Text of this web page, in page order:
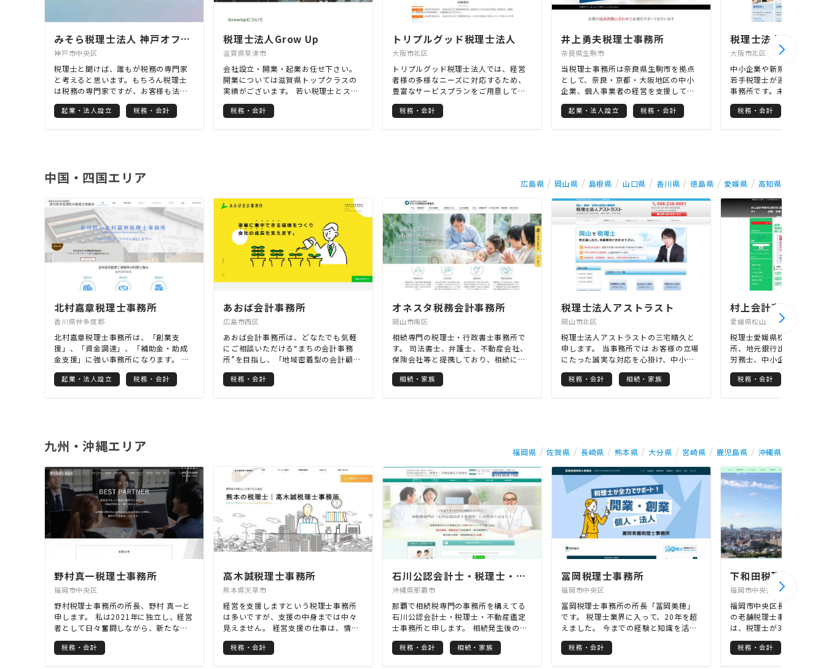
三つ目は、貴方の価値観にもとづく経
営の支援です！ 日本の就業者のうち、
約8割が被雇用者と言われています。そ
の中で少数派である経営者となる道を
選択したということは、何かしらの理
由があってのことだと思います。 むか
しからの夢を実現するためかもしれま
せんし、もっと収入を増やしたいとい
との時間を増やすためという理由もあ
るでしょう。 いずれにせよ、ご自身の
援します！ たまの会計では、初回の税
務相談を無料で受付しています。どん
な小さなお悩みにも真摯に対応しま
す。少し話をしてみたい程度でも構い
ません。ぜひお問い合わせください！
みそら税理士法人 神戸オフィス
神戸市中央区
税理士と聞けば、誰もが税務の専門家
と考えると思います。もちろん税理士
は税務の専門家ですが、お客様も法
人・資産家・医師など様々な属性の方
がいらっしゃいますので、各分野にお
な前職経験者がおりますので、様々な
法人の税務顧問の他、労務、資産税、
医療、FAS（ファイナンシャル・アドバ
イザリー・サービス）の専門部署をも
ち、幅広い分野で高度なサービスを提
供することができます。「みそら」は
各分野に専門スタッフを揃える総合的
な税理士法人（『兵庫県No.1の規模』
※2023年4月1日時点）としての強みを
活かし、お客様の幅広いご要望に応え
てまいります。
起業・法人設立 税務・会計
税理士法人Grow Up
滋賀県草津市
会社設立・開業・起業お任せ下さい。
開業については滋賀県トップクラスの
実績がございます。 若い税理士とスタ
ッフがご対応いたします！ 高品質・低
価格のサービスをご提供いたしており
税務・会計
トリプルグッド税理士法人
大阪市北区
トリプルグッド税理士法人では、経営
者様の多様なニーズに対応するため、
豊富なサービスプランをご用意してい
ます。事前にご納得いただくまでご相
談させていただいた上でサービス内
まな専門家と連携し、専門的な事案に
もワンストップでサポートすることが
可能です。
税務・会計
井上勇夫税理士事務所
奈良県生駒市
当税理士事務所は奈良県生駒市を拠点
として、奈良・京都・大阪地区の中小
企業、個人事業者の経営を支援してお
ります。当税理士事務所は、事業者の
永続的繁栄（お金を残しつつ儲かり続
所までご連絡ください。
起業・法人設立 税務・会計
大阪市北区
中小企業や新規設立企業
若手税理士が運営する新
事務所です。未来志向の
き、“月次決算”と“経営計
に数ヶ月先を見通したア
標とした“熱い”事務所で
阪で一番親身な事務所”に
的にお客様をサポートさ
す！
税務・会計
中国・四国エリア 広島県 岡山県 島根県 山口県 香川県 徳島県 愛媛県 高知県
北村嘉章税理士事務所
香川県仲多度郡
北村嘉章税理士事務所は、「創業支
援」、「資金調達」、「補助金・助成
金支援」に強い事務所になります。 ①
創業支援について 会社設立、日本政策
金融公庫の創業融資を行います。会社
れた金額の3%を頂いております。 ③補
補助金、ものづくり補助金の申請支援
させて頂いております。手数料につい
ては弊社までお問い合わせください。
初回面談は無料となってます。是非と
も一度お問い合わせください！
起業・法人設立 税務・会計
あおば会計事務所
広島市西区
あおば会計事務所は、どなたでも気軽
にご相談いただける“まちの会計事務
所”を目指し、「地域密着型の会計顧
問」と「リーズナブルな料金設定」を
経営の特徴として、地域の小規模事業
税務・会計
オネスタ税務会計事務所
岡山市南区
相続専門の税理士・行政書士事務所で
す。 司法書士、弁護士、不動産会社、
保険会社等と提携しており、相続に関
するサービスをワンストップで行って
おります。生前のご相談から相続発生
相続・家族
税理士法人アストラスト
岡山市北区
税理士法人アストラストの三宅晴久と
申します。 当事務所では お客様の立場
にたった誠実な対応を心掛け、中小企
業を応援いたします。 初回の面談は無
料ですので、お気軽にお問合せくださ
不要）。 （4）記帳代行します。 （5）
ITをフル活用します。 （6）すべて税理
士が対応します。 （7）納税予測及び
節税対策を行います。 （8）同業他社
比較を行います。 （9）夜間対応、土
日祝日も対応します。 （10）相続や事
業承継についてもサポートします。
税務・会計 相続・家族
村上会計事務所
愛媛県松山市
税理士愛媛県松山市の村
所、地元銀行出身の税理
労務士、中小企業診断士
を全力でサポートします
業・創業」、「資金調達
税務・会計
九州・沖縄エリア 福岡県 佐賀県 長崎県 熊本県 大分県 宮崎県 鹿児島県 沖縄県
野村真一税理士事務所
福岡市中央区
野村税理士事務所の所長、野村 真一と
申します。 私は2021年に独立し、経営
者として日々奮闘しながら、新たな挑
戦を続けています。税理士のキャリア
をスタートしたのは2003年であり、こ
税務・会計
高木誠税理士事務所
熊本県天草市
経営を支援しますという税理士事務所
は多いですが、支援の中身までは中々
見えません。 経営支援の仕事は、情報
の提供をするだけ、情報を売るだけで
は、もはや価値がなくなってきまし
税務・会計
石川公認会計士・税理士・不動産鑑定士事務所
沖縄県那覇市
那覇で相続税専門の事務所を構えてる
石川公認会計士・税理士・不動産鑑定
士事務所と申します。 相続発生後の相
続税申告はもちろん、相続発生前の相
続税対策も得意にしております。 節税
税務・会計 相続・家族
冨岡税理士事務所
福岡市中央区
冨岡税理士事務所の所長「冨岡美穂」
です。 税理士業界に入って、20年を超
えました。 今までの経験と知識を活か
してお客様のためになることに全力を
尽くしたいと思っています。 お客様を
税務・会計
下和田税理士事務所
福岡市中央区
福岡市中央区長浜にある
の老舗税理士事務所です
は、税理士が3名所属して
問先様の担当は必ず税理
きます。お客様の事業が
税務・会計